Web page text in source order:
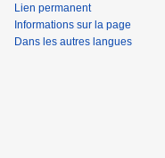
Lien permanent
Informations sur la page
Dans les autres langues